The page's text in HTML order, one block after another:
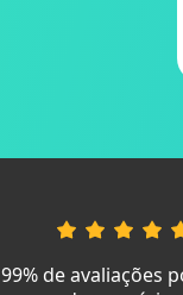
99% de avaliações